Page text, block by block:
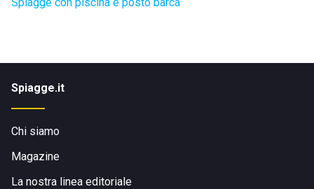
Spiagge.it
Chi siamo
Magazine
La nostra linea editoriale